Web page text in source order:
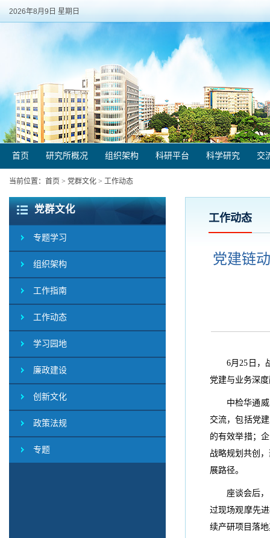
2026年8月9日 星期日
首页 研究所概况 组织架构 科研平台 科学研究 交
当前位置： 首页 > 党群文化 > 工作动态
党群文化
专题学习
组织架构
工作指南
工作动态
学习园地
廉政建设
创新文化
政策法规
专题
工作动态
党建链
6月25日，
党建与业务深
中检华通
交流，包括党
的有效举措；
战略规划共创
展路径。
座谈会后
过现场观摩先
续产研项目落